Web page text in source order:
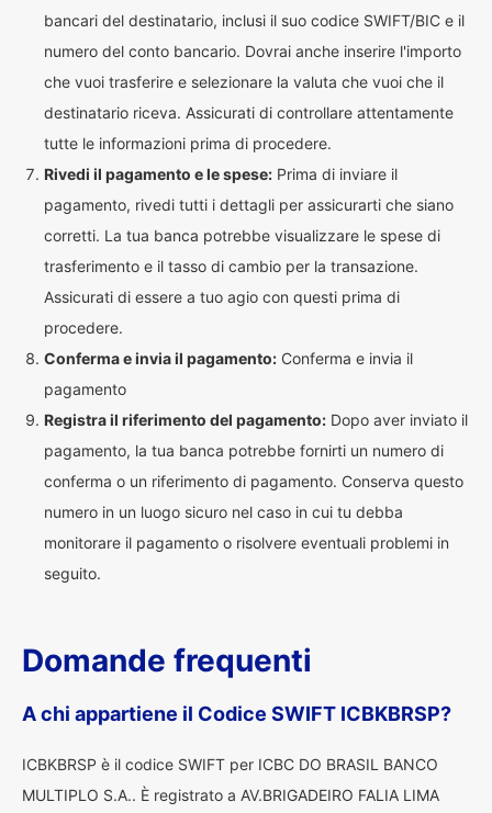
bancari del destinatario, inclusi il suo codice SWIFT/BIC e il
numero del conto bancario. Dovrai anche inserire l'importo
che vuoi trasferire e selezionare la valuta che vuoi che il
destinatario riceva. Assicurati di controllare attentamente
tutte le informazioni prima di procedere.
Rivedi il pagamento e le spese: Prima di inviare il
pagamento, rivedi tutti i dettagli per assicurarti che siano
corretti. La tua banca potrebbe visualizzare le spese di
trasferimento e il tasso di cambio per la transazione.
Assicurati di essere a tuo agio con questi prima di
procedere.
Conferma e invia il pagamento: Conferma e invia il
pagamento
Registra il riferimento del pagamento: Dopo aver inviato il
pagamento, la tua banca potrebbe fornirti un numero di
conferma o un riferimento di pagamento. Conserva questo
numero in un luogo sicuro nel caso in cui tu debba
monitorare il pagamento o risolvere eventuali problemi in
seguito.
Domande frequenti
A chi appartiene il Codice SWIFT ICBKBRSP?
ICBKBRSP è il codice SWIFT per ICBC DO BRASIL BANCO
MULTIPLO S.A.. È registrato a AV.BRIGADEIRO FALIA LIMA